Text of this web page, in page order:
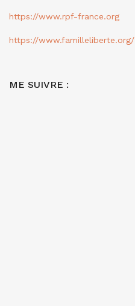
https://www.rpf-france.org
https://www.familleliberte.org/
ME SUIVRE :